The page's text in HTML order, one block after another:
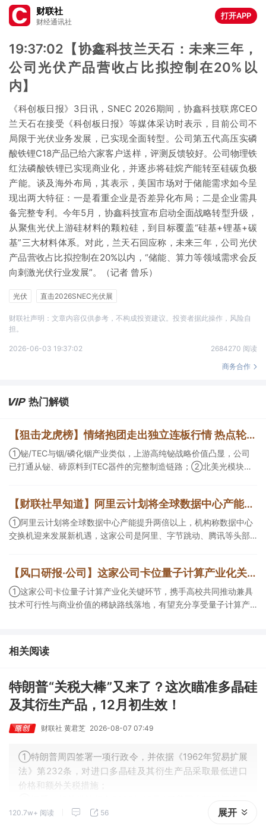
财联社
财经通讯社
打开APP
19:37:02【协鑫科技兰天石：未来三年，
公司光伏产品营收占比拟控制在20%以
内】
《科创板日报》3日讯，SNEC 2026期间，协鑫科技联席CEO
兰天石在接受《科创板日报》等媒体采访时表示，目前公司不
局限于光伏业务发展，已实现全面转型。公司第五代高压实磷
酸铁锂C18产品已给六家客户送样，评测反馈较好。公司物理铁
红法磷酸铁锂已实现商业化，并逐步将硅烷产能转至硅碳负极
产能。谈及海外布局，其表示，美国市场对于储能需求如今呈
现出两大特征：一是看重企业是否差异化布局；二是企业需具
备完整专利。今年5月，协鑫科技宣布启动全面战略转型升级，
从聚焦光伏上游硅材料的颗粒硅，到目标覆盖“硅基+锂基+碳
基”三大材料体系。对此，兰天石回应称，未来三年，公司光伏
产品营收占比拟控制在20%以内，“储能、算力等领域需求会反
向刺激光伏行业发展”。（记者 曾乐）
光伏 直击2026SNEC光伏展
财联社声明：文章内容仅供参考，不构成投资建议。投资者据此操作，风险自
担。
2026-06-03 19:37:02
2684270 阅读
商务合作
热门解锁
【狙击龙虎榜】情绪抱团走出独立连板行情 热点轮动走强注意市场节奏
①铋/TEC与铟/磷化铟产业类似，上游高纯铋战略价值凸显，公司
已打通从铋、碲原料到TEC器件的完整制造链路；②北美光模块计
款，公司作为出品方受热钱追捧。
【财联社早知道】阿里云计划将全球数据中心产能提升两倍以上，这家公司是阿里、字节跳动、腾讯数据中心交换机核心供应商；上海推动算力和基础大模型扩大境外调用，支持智能体、多模态生成等模型产品出口
①阿里云计划将全球数据中心产能提升两倍以上，机构称数据中心
交换机迎来发展新机遇，这家公司是阿里、字节跳动、腾讯等头部
机构称多元落地场景渗透提速，看好AI应用拐点到来，这家公司研
发的魔聚平台是一款AI技术驱动的创新应用平台，基于不同模型聚
合的基础上构建场景AI Agent； ③这家公司已形成“洗净服务+半导
【风口研报·公司】这家公司卡位量子计算产业化关键环节，携手高校共同推动兼具技术可行性与商业价值的稀缺路线落地，有望充分享受量子计算产业化红利；另有公司不仅坐拥动力煤优质矿井且长协煤销量占比低
①这家公司卡位量子计算产业化关键环节，携手高校共同推动兼具
技术可行性与商业价值的稀缺路线落地，有望充分享受量子计算产
望充分释放。
相关阅读
特朗普“关税大棒”又来了？这次瞄准多晶硅
及其衍生产品，12月初生效！
财联社 黄君芝 2026-08-07 07:49
①特朗普周四签署一项行政令，并依据《1962年贸易扩展
法》第232条，对进口多晶硅及其衍生产品采取最低进口
价格和额外关税措施；
12时01分起生效。
120.7w+ 阅读 56 展开